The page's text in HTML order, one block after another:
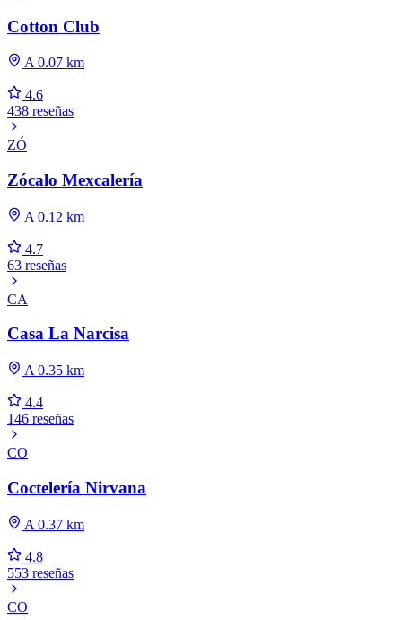
Cotton Club
A 0.07 km
4.6
438 reseñas
ZÓ
Zócalo Mexcalería
A 0.12 km
4.7
63 reseñas
CA
Casa La Narcisa
A 0.35 km
4.4
146 reseñas
CO
Coctelería Nirvana
A 0.37 km
4.8
553 reseñas
CO